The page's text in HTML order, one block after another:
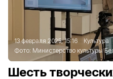
13 февраля 2025, 15:16
Культура
Фото: Министерство культуры
Шесть